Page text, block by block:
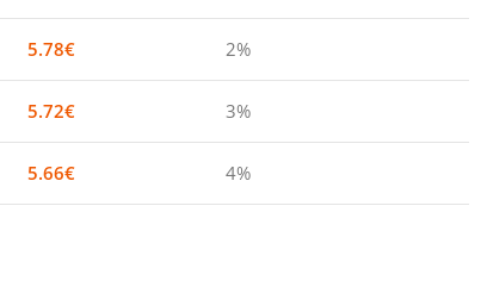
5.78€ 2%
5.72€ 3%
5.66€ 4%